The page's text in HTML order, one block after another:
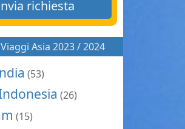
Asia 2023 / 2024
(53)
(26)
(15)